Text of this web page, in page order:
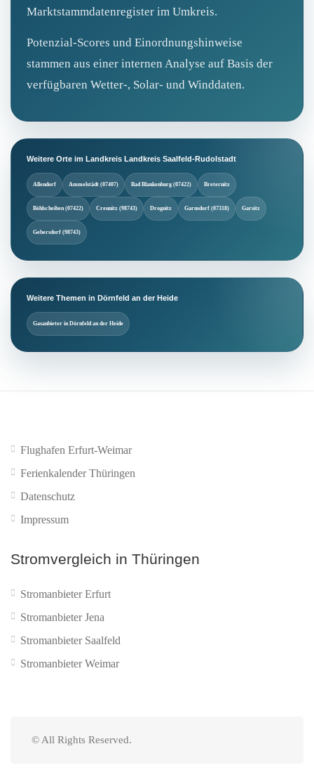
Marktstammdatenregister im Umkreis.
Potenzial-Scores und Einordnungshinweise
stammen aus einer internen Analyse auf Basis der
verfügbaren Wetter-, Solar- und Winddaten.
Weitere Orte im Landkreis Landkreis Saalfeld-Rudolstadt
Allendorf Ammelstädt (07407) Bad Blankenburg (07422) Breternitz
Böhlscheiben (07422) Creunitz (98743) Drognitz Garnsdorf (07318) Garsitz
Gebersdorf (98743)
Weitere Themen in Dörnfeld an der Heide
Gasanbieter in Dörnfeld an der Heide
Flughafen Erfurt-Weimar
Ferienkalender Thüringen
Datenschutz
Impressum
Stromvergleich in Thüringen
Stromanbieter Erfurt
Stromanbieter Jena
Stromanbieter Saalfeld
Stromanbieter Weimar
© All Rights Reserved.